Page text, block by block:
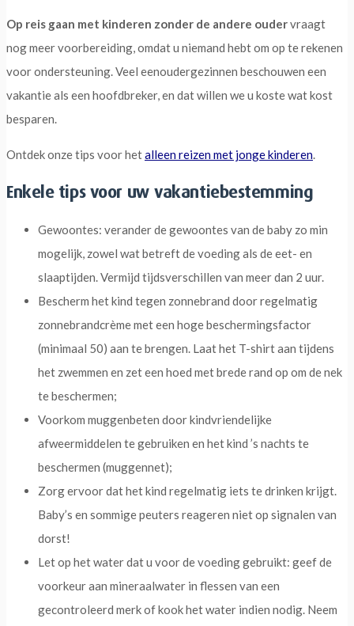
Op reis gaan met kinderen zonder de andere oudervraagt
nog meer voorbereiding, omdat u niemand hebt om op te rekenen
voor ondersteuning. Veel eenoudergezinnen beschouwen een
vakantie als een hoofdbreker, en dat willen we u koste wat kost
besparen.
Ontdek onze tips voor hetalleen reizen met jonge kinderen.
Enkele tips voor uw vakantiebestemming
Gewoontes: verander de gewoontes van de baby zo min
mogelijk, zowel wat betreft de voeding als de eet- en
slaaptijden. Vermijd tijdsverschillen van meer dan 2 uur.
Bescherm het kind tegen zonnebrand door regelmatig
zonnebrandcrème met een hoge beschermingsfactor
(minimaal 50) aan te brengen. Laat het T-shirt aan tijdens
het zwemmen en zet een hoed met brede rand op om de nek
te beschermen;
Voorkom muggenbeten door kindvriendelijke
afweermiddelen te gebruiken en het kind ’s nachts te
beschermen (muggennet);
Zorg ervoor dat het kind regelmatig iets te drinken krijgt.
Baby’s en sommige peuters reageren niet op signalen van
dorst!
Let op het water dat u voor de voeding gebruikt: geef de
voorkeur aan mineraalwater in flessen van een
gecontroleerd merk of kook het water indien nodig. Neem